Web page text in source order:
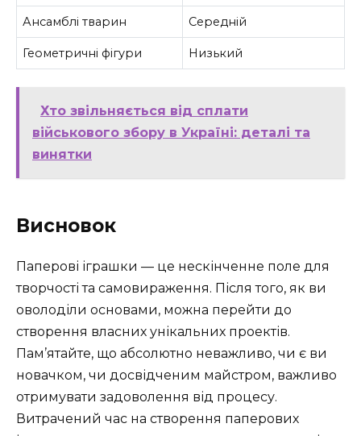
Ансамблі тварин Середній
Геометричні фігури Низький
Хто звільняється від сплати
військового збору в Україні: деталі та
винятки
Висновок
Паперові іграшки — це нескінченне поле для
творчості та самовираження. Після того, як ви
оволоділи основами, можна перейти до
створення власних унікальних проектів.
Пам’ятайте, що абсолютно неважливо, чи є ви
новачком, чи досвідченим майстром, важливо
отримувати задоволення від процесу.
Витрачений час на створення паперових